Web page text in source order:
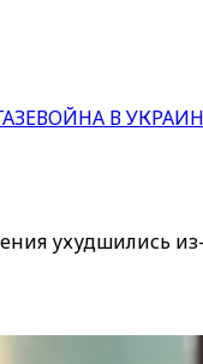
ВОЙНА В
ухудшились